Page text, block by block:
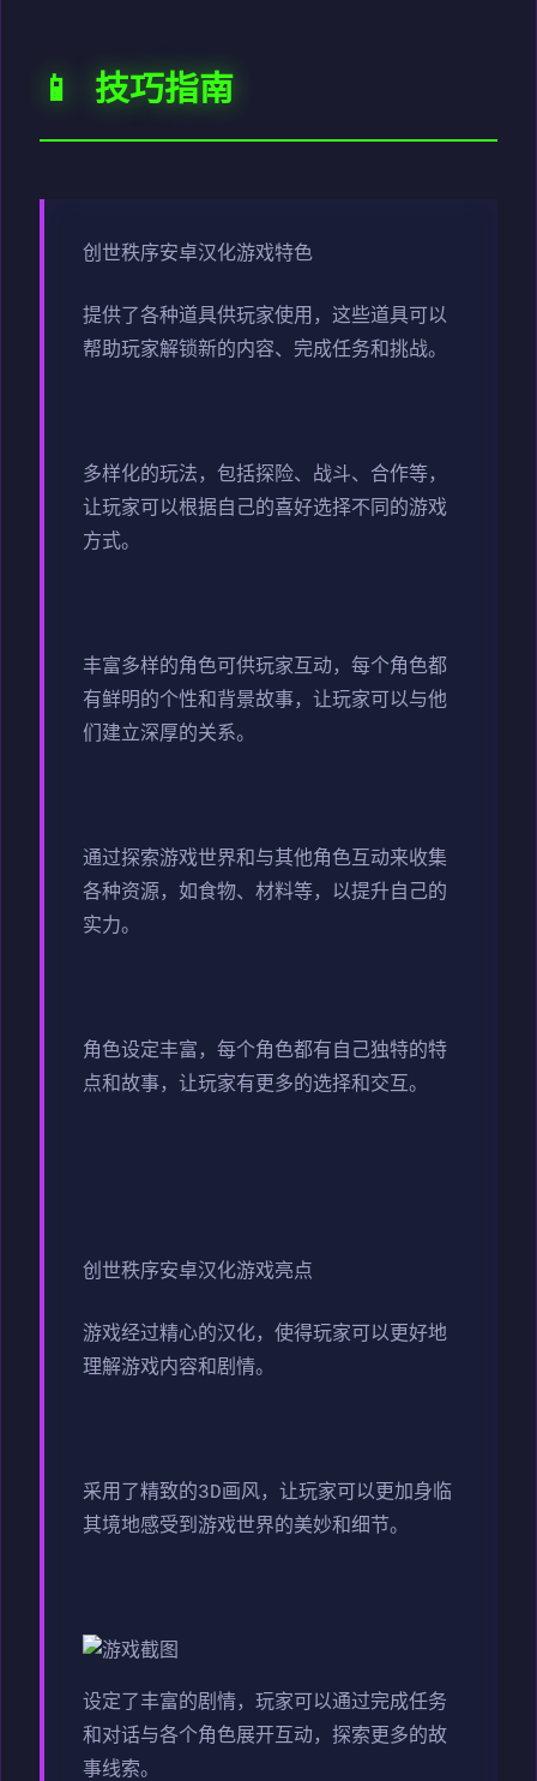
📱 技巧指南
创世秩序安卓汉化游戏特色
提供了各种道具供玩家使用，这些道具可以
帮助玩家解锁新的内容、完成任务和挑战。
多样化的玩法，包括探险、战斗、合作等，
让玩家可以根据自己的喜好选择不同的游戏
方式。
丰富多样的角色可供玩家互动，每个角色都
有鲜明的个性和背景故事，让玩家可以与他
们建立深厚的关系。
通过探索游戏世界和与其他角色互动来收集
各种资源，如食物、材料等，以提升自己的
实力。
角色设定丰富，每个角色都有自己独特的特
点和故事，让玩家有更多的选择和交互。
创世秩序安卓汉化游戏亮点
游戏经过精心的汉化，使得玩家可以更好地
理解游戏内容和剧情。
采用了精致的3D画风，让玩家可以更加身临
其境地感受到游戏世界的美妙和细节。
设定了丰富的剧情，玩家可以通过完成任务
和对话与各个角色展开互动，探索更多的故
事线索。